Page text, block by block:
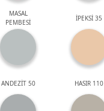
MASAL
PEMBESİ
İPEKSİ 35
ANDEZİT 50 HASIR 110